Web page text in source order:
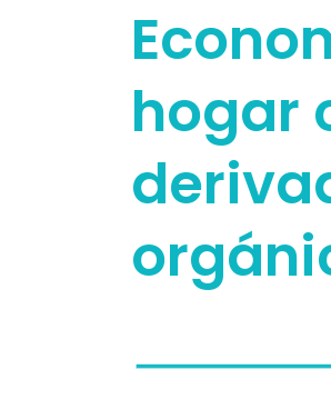
hogar